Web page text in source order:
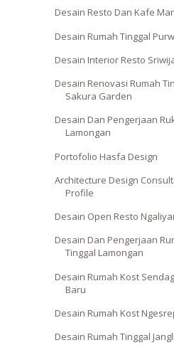
Desain Resto Dan Kafe
Desain Rumah Tinggal
Desain Interior Resto
Desain Renovasi Rumah
Sakura Garden
Desain Dan Pengerjaan
Lamongan
Portofolio Hasfa Design
Architecture Design
Profile
Desain Open Resto
Desain Dan Pengerjaan
Tinggal Lamongan
Desain Rumah Kost
Baru
Desain Rumah Kost
Desain Rumah Tinggal Jangli